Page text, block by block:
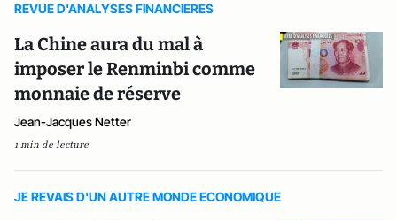
REVUE D'ANALYSES FINANCIERES
La Chine aura du mal à
imposer le Renminbi comme
monnaie de réserve
Jean-Jacques Netter
1 min de lecture
JE REVAIS D'UN AUTRE MONDE ECONOMIQUE